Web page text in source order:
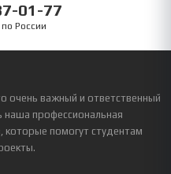
01-77
России
очень важный и ответственный
профессиональная
которые помогут студентам